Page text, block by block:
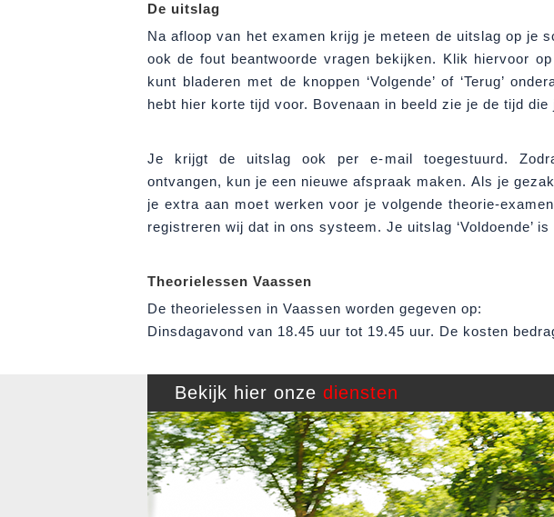
De uitslag
Na afloop van het examen krijg je meteen de uitslag op je
ook de fout beantwoorde vragen bekijken. Klik hiervoor
kunt bladeren met de knoppen ‘Volgende’ of ‘Terug’
hebt hier korte tijd voor. Bovenaan in beeld zie je de tijd die
Je krijgt de uitslag ook per e-mail toegestuurd.
ontvangen, kun je een nieuwe afspraak maken. Als je
je extra aan moet werken voor je volgende theorie-
registreren wij dat in ons systeem. Je uitslag ‘Voldoende’
Theorielessen Vaassen
De theorielessen in Vaassen worden gegeven op:
Dinsdagavond van 18.45 uur tot 19.45 uur. De kosten
Bekijk hier onze diensten